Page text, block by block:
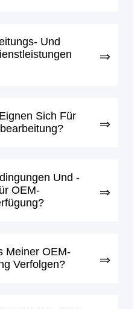
Und
Sich Für
Und -
OEM-
Meiner OEM-
Verfolgen?